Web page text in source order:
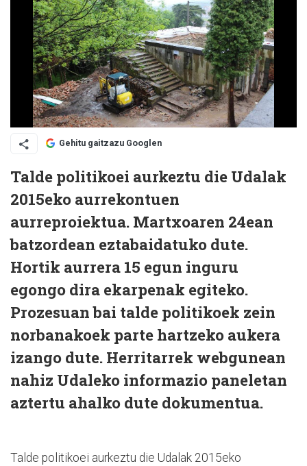
Gehitu gaitzazu Googlen
Talde politikoei aurkeztu die Udalak
2015eko aurrekontuen
aurreproiektua. Martxoaren 24ean
batzordean eztabaidatuko dute.
Hortik aurrera 15 egun inguru
egongo dira ekarpenak egiteko.
Prozesuan bai talde politikoek zein
norbanakoek parte hartzeko aukera
izango dute. Herritarrek webgunean
nahiz Udaleko informazio paneletan
aztertu ahalko dute dokumentua.
Talde politikoei aurkeztu die Udalak 2015eko